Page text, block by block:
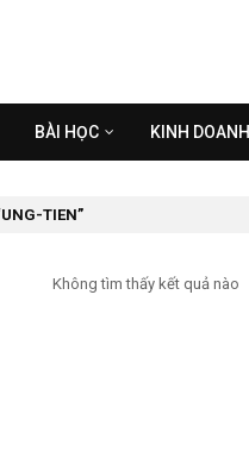
BÀI HỌC KINH DOANH
UNG-TIEN
Không tìm thấy kết quả nào